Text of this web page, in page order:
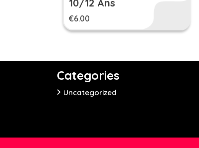
10/12 Ans
€6.00
Categories
Uncategorized